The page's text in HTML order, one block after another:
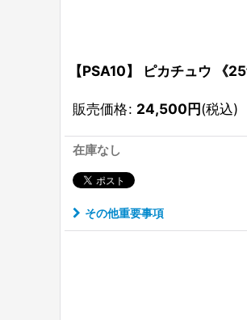
【PSA10】 ピカチュウ
販売価格: 24,500円(税込)
在庫なし
その他重要事項